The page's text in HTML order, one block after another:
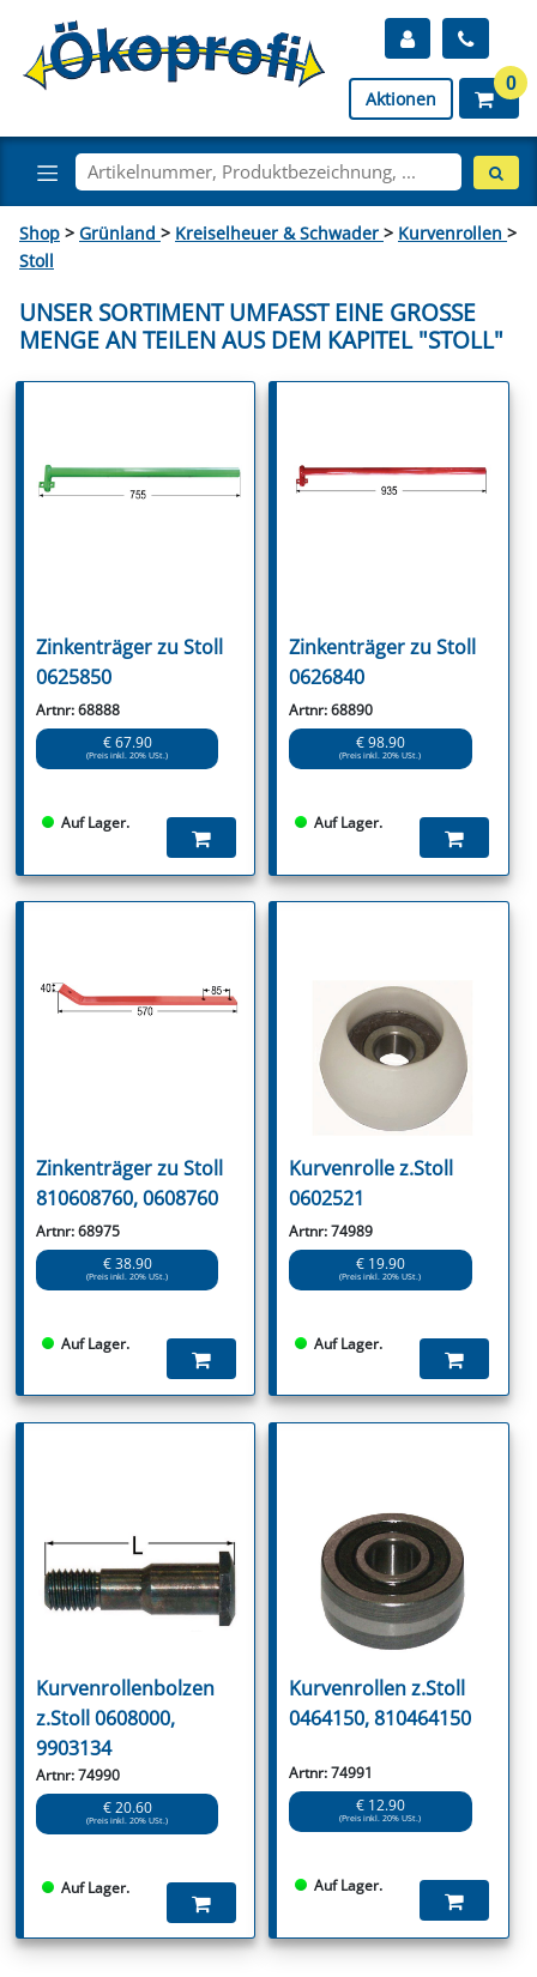
Aktionen
0
Shop > Grünland > Kreiselheuer & Schwader > Kurvenrollen >
Stoll
UNSER SORTIMENT UMFASST EINE GROSSE M
ENGE AN TEILEN AUS DEM KAPITEL "STOLL"
Zinkenträger zu Stoll
0625850
Artnr: 68888
€ 67.90
(Preis inkl. 20% USt.)
Auf Lager.
Zinkenträger zu Stoll
0626840
Artnr: 68890
€ 98.90
(Preis inkl. 20% USt.)
Auf Lager.
Zinkenträger zu Stoll
810608760, 0608760
Artnr: 68975
€ 38.90
(Preis inkl. 20% USt.)
Auf Lager.
Kurvenrolle z.Stoll
0602521
Artnr: 74989
€ 19.90
(Preis inkl. 20% USt.)
Auf Lager.
Kurvenrollenbolzen
z.Stoll 0608000,
9903134
Artnr: 74990
€ 20.60
(Preis inkl. 20% USt.)
Auf Lager.
Kurvenrollen z.Stoll
0464150, 810464150
Artnr: 74991
€ 12.90
(Preis inkl. 20% USt.)
Auf Lager.